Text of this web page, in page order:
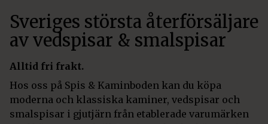
Sveriges största återförsäljare
av vedspisar & smalspisar
Alltid fri frakt.
Hos oss på Spis & Kaminboden kan du köpa
moderna och klassiska kaminer, vedspisar och
smalspisar i gjutjärn från etablerade varumärken